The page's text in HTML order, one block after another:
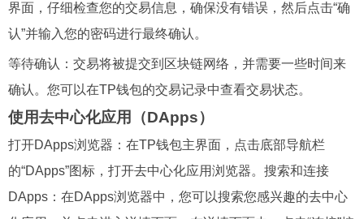
界面，仔细检查您的交易信息，确保没有错误，然后点击“确
认”并输入您的密码进行最终确认。
等待确认：交易将被提交到区块链网络，并需要一些时间来
确认。您可以在TP钱包的交易记录中查看交易状态。
使用去中心化应用（DApps）
打开DApps浏览器：在TP钱包主界面，点击底部导航栏
的“DApps”图标，打开去中心化应用浏览器。搜索和连接
DApps：在DApps浏览器中，您可以搜索您感兴趣的去中心